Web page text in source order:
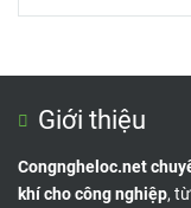
Giới thiệu
Congngheloc.net
khí cho công nghiệp,